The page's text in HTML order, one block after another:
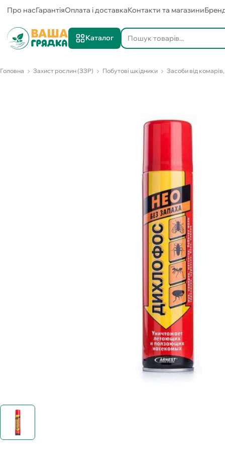
Про насГарантіяОплата і доставкаКонтакти та магазини
Каталог
Головна Захист рослин (ЗЗР) Побутові шкідники Засоби від